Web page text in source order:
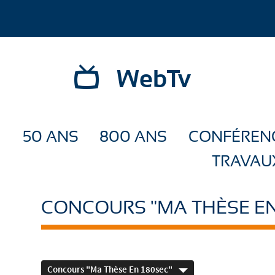
WebTv
50 ANS 800 ANS
CONCOURS "MA THÈSE
Concours "Ma Thèse En 180sec"